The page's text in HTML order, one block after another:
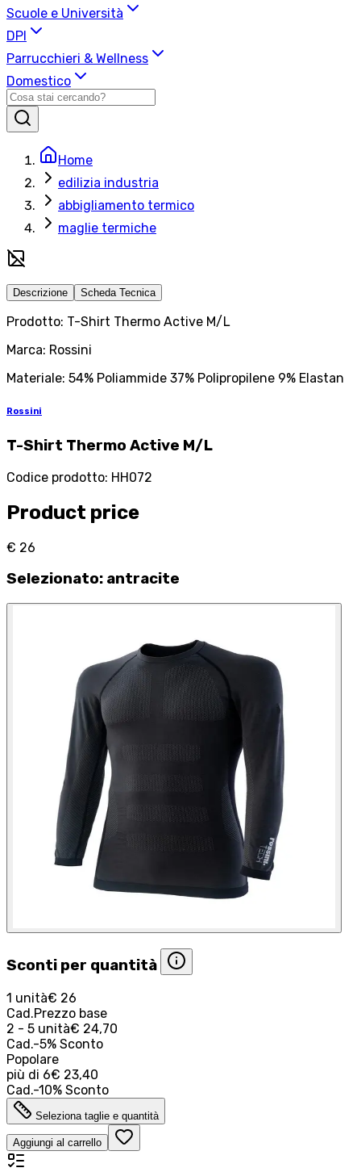
Scuole e Università
DPI
Parrucchieri & Wellness
Domestico
Home
edilizia industria
abbigliamento termico
maglie termiche
Descrizione Scheda Tecnica
Prodotto: T-Shirt Thermo Active M/L
Marca: Rossini
Materiale: 54% Poliammide 37% Polipropilene 9% Elastan
Rossini
T-Shirt Thermo Active M/L
Codice prodotto: HH072
Product price
€ 26
Selezionato: antracite
Sconti per quantità
1 unità€ 26
Cad.Prezzo base
2 - 5 unità€ 24,70
Cad.-5% Sconto
Popolare
più di 6€ 23,40
Cad.-10% Sconto
Seleziona taglie e quantità
Aggiungi al carrello